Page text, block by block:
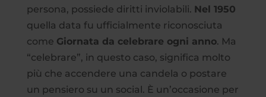
persona, possiede diritti inviolabili. Nel 1950
quella data fu ufficialmente riconosciuta
come Giornata da celebrare ogni anno. Ma
“celebrare”, in questo caso, significa molto
più che accendere una candela o postare
un pensiero su un social. È un’occasione per